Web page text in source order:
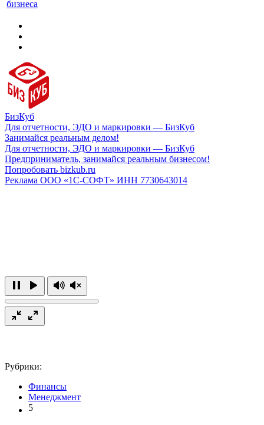
бизнеса
БизКуб
Для отчетности, ЭДО и маркировки — БизКуб
Занимайся реальным делом!
Для отчетности, ЭДО и маркировки — БизКуб
Предприниматель, занимайся реальным бизнесом!
Попробовать bizkub.ru
Реклама ООО «1С-СОФТ» ИНН 7730643014
Рубрики:
Финансы
Менеджмент
5